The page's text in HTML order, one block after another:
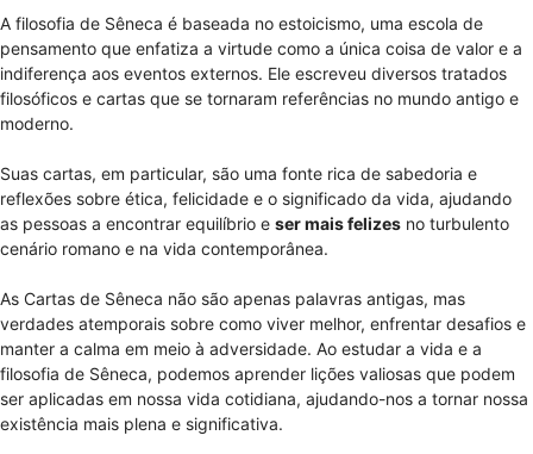
A filosofia de Sêneca é baseada no estoicismo, uma escola de
pensamento que enfatiza a virtude como a única coisa de valor e a
indiferença aos eventos externos. Ele escreveu diversos tratados
filosóficos e cartas que se tornaram referências no mundo antigo e
moderno.
Suas cartas, em particular, são uma fonte rica de sabedoria e
reflexões sobre ética, felicidade e o significado da vida, ajudando
as pessoas a encontrar equilíbrio e ser mais felizes no turbulento
cenário romano e na vida contemporânea.
As Cartas de Sêneca não são apenas palavras antigas, mas
verdades atemporais sobre como viver melhor, enfrentar desafios e
manter a calma em meio à adversidade. Ao estudar a vida e a
filosofia de Sêneca, podemos aprender lições valiosas que podem
ser aplicadas em nossa vida cotidiana, ajudando-nos a tornar nossa
existência mais plena e significativa.